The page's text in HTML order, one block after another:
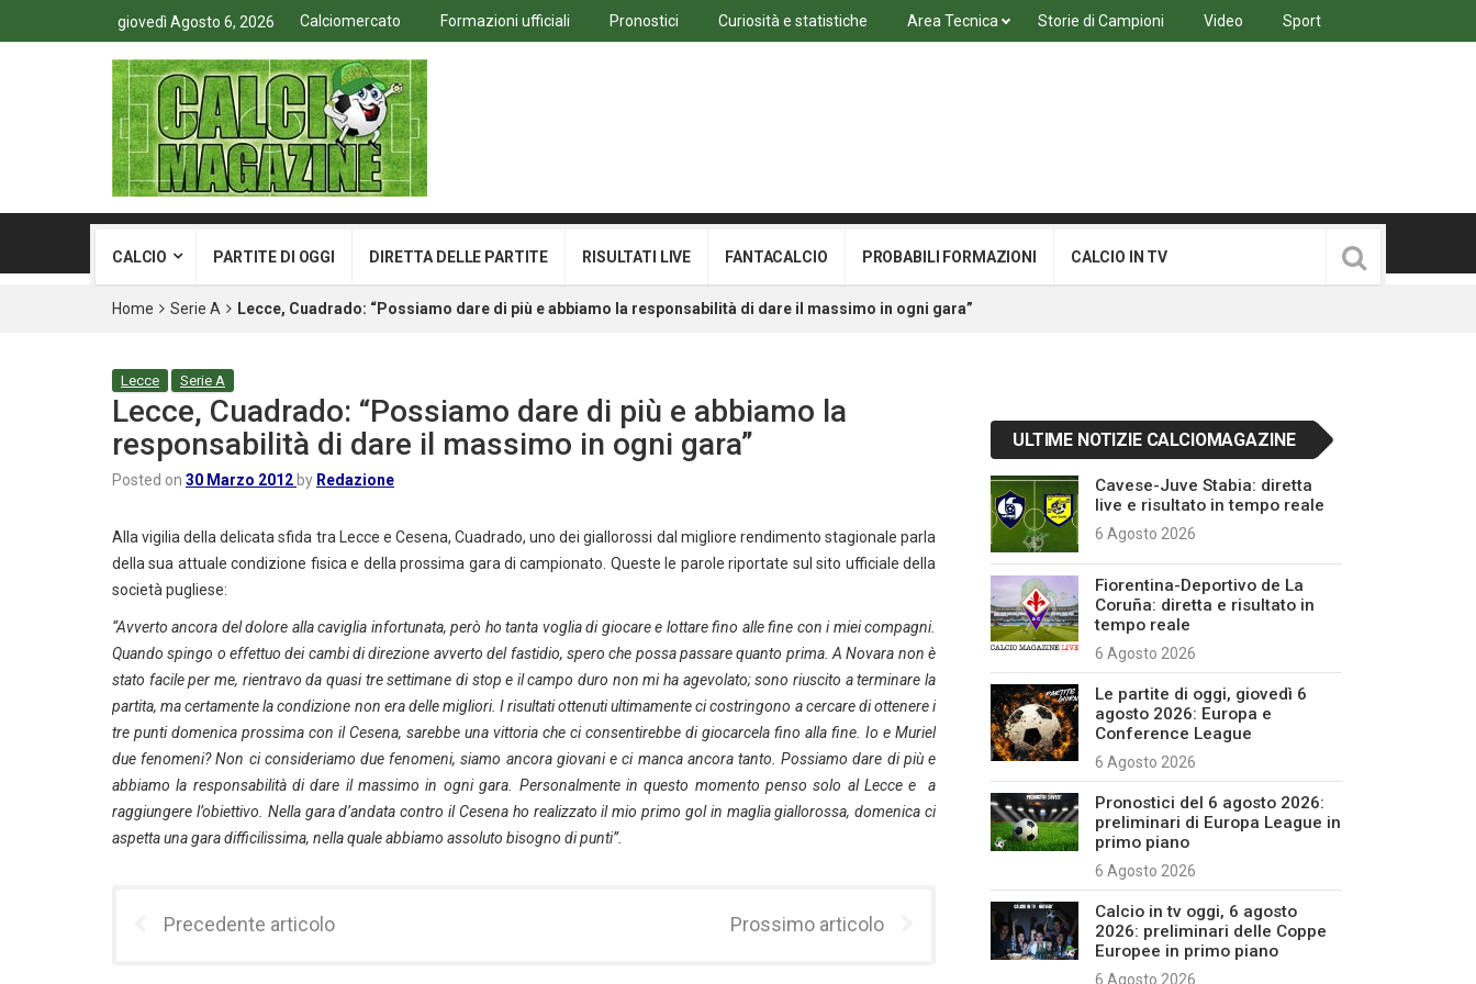
giovedì Agosto 6, 2026 Calciomercato Formazioni ufficiali Pronostici Curiosità e statistiche Area Tecnica Storie di Campioni Video Sport
CALCIO PARTITE DI OGGI DIRETTA DELLE PARTITE RISULTATI LIVE FANTACALCIO PROBABILI FORMAZIONI CALCIO IN TV
Home Serie A Lecce, Cuadrado: “Possiamo dare di più e abbiamo la responsabilità di dare il massimo in ogni gara”
Lecce Serie A
Lecce, Cuadrado: “Possiamo dare di più e abbiamo la
responsabilità di dare il massimo in ogni gara”
Posted on 30 Marzo 2012 by Redazione
Alla vigilia della delicata sfida tra Lecce e Cesena, Cuadrado, uno dei giallorossi dal migliore rendimento stagionale parla
della sua attuale condizione fisica e della prossima gara di campionato. Queste le parole riportate sul sito ufficiale della
società pugliese:
“Avverto ancora del dolore alla caviglia infortunata, però ho tanta voglia di giocare e lottare fino alle fine con i miei compagni.
Quando spingo o effettuo dei cambi di direzione avverto del fastidio, spero che possa passare quanto prima. A Novara non è
stato facile per me, rientravo da quasi tre settimane di stop e il campo duro non mi ha agevolato; sono riuscito a terminare la
partita, ma certamente la condizione non era delle migliori. I risultati ottenuti ultimamente ci costringono a cercare di ottenere i
tre punti domenica prossima con il Cesena, sarebbe una vittoria che ci consentirebbe di giocarcela fino alla fine. Io e Muriel
due fenomeni? Non ci consideriamo due fenomeni, siamo ancora giovani e ci manca ancora tanto. Possiamo dare di più e
abbiamo la responsabilità di dare il massimo in ogni gara. Personalmente in questo momento penso solo al Lecce e a
raggiungere l’obiettivo. Nella gara d’andata contro il Cesena ho realizzato il mio primo gol in maglia giallorossa, domenica ci
aspetta una gara difficilissima, nella quale abbiamo assoluto bisogno di punti”.
Precedente articolo Prossimo articolo
ULTIME NOTIZIE CALCIOMAGAZINE
Cavese-Juve Stabia: diretta
live e risultato in tempo reale
6 Agosto 2026
Fiorentina-Deportivo de La
Coruña: diretta e risultato in
tempo reale
6 Agosto 2026
Le partite di oggi, giovedì 6
agosto 2026: Europa e
Conference League
6 Agosto 2026
Pronostici del 6 agosto 2026:
preliminari di Europa League in
primo piano
6 Agosto 2026
Calcio in tv oggi, 6 agosto
2026: preliminari delle Coppe
Europee in primo piano
6 Agosto 2026